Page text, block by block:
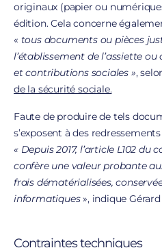
originaux (papier ou
édition. Cela concerne
« tous documents ou pièces
l’établissement de l’assiette
et contributions sociales »,
de la sécurité sociale.
Faute de produire de tels
s’exposent à des
« Depuis 2017, l’article L102 du
confère une valeur probante
frais dématérialisées,
informatiques», indique Gérard
Contraintes techniques